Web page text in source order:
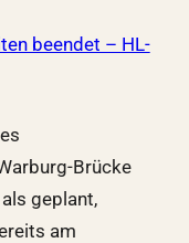
beendet – HL-
Brücke
geplant,
am